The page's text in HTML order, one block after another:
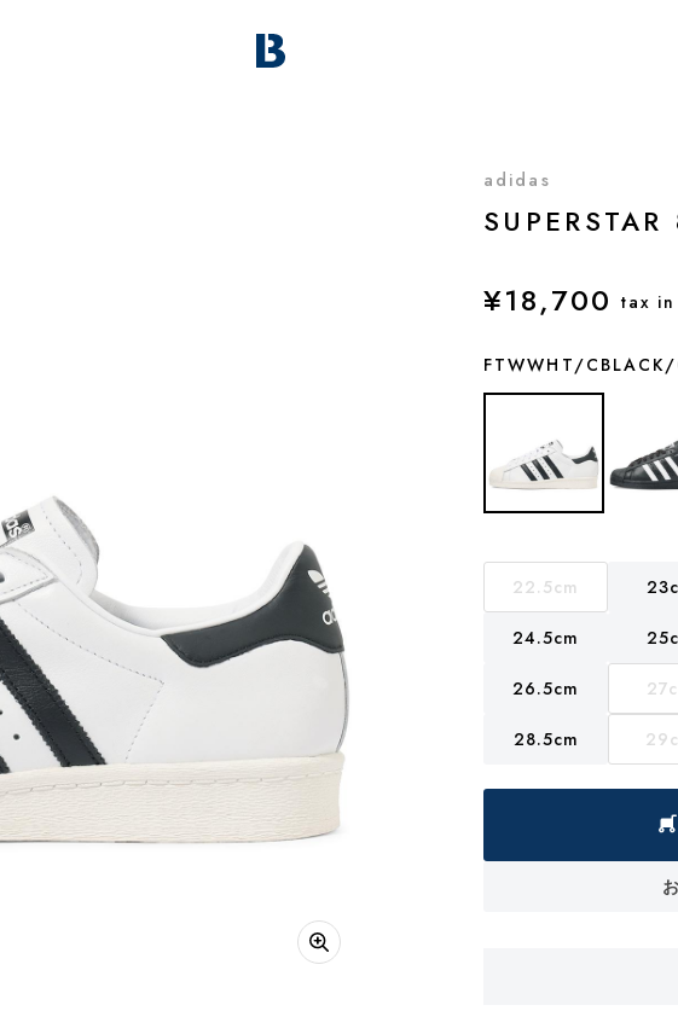
adidas
SUPERSTAR
¥18,700 tax in
FTWWHT/
22.5cm
24.5cm
26.5cm
28.5cm